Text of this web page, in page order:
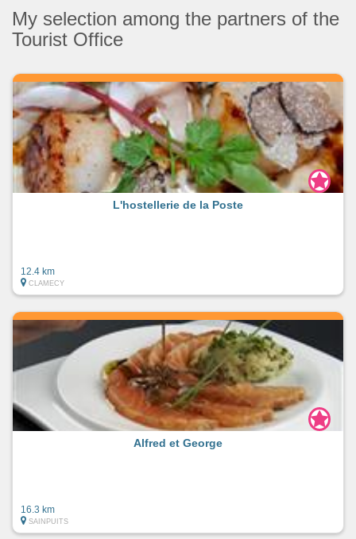
My selection among the partners of the
Tourist Office
L'hostellerie de la Poste
12.4 km
CLAMECY
Alfred et George
16.3 km
SAINPUITS